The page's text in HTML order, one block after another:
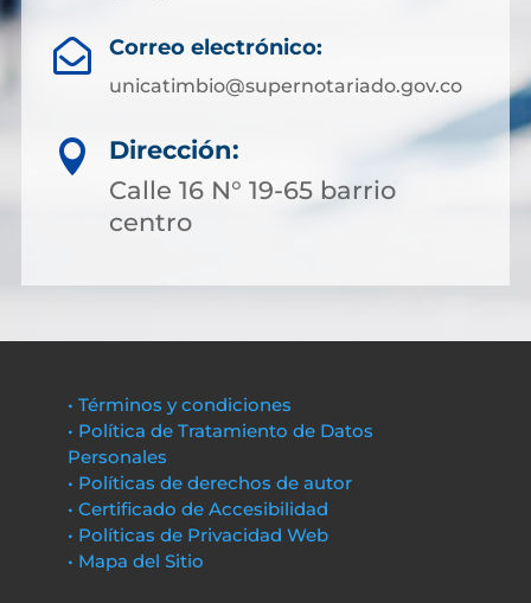
 Correo electrónico:
unicatimbio@supernotariado.gov.co

Dirección:
Calle 16 N° 19-65 barrio
centro
• Términos y condiciones
• Política de Tratamiento de Datos
Personales
• Políticas de derechos de autor
• Certificado de Accesibilidad
• Políticas de Privacidad Web
• Mapa del Sitio